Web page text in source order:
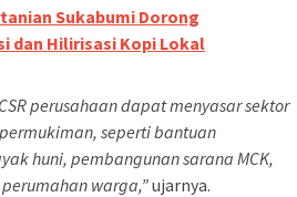
Sukabumi Dorong
dan Hilirisasi Kopi Lokal
perusahaan dapat menyasar sektor
seperti bantuan
huni, pembangunan sarana MCK,
warga,”ujarnya.